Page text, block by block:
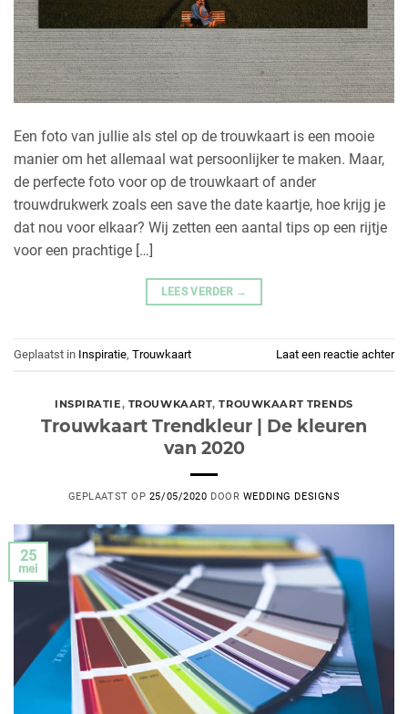
Een foto van jullie als stel op de trouwkaart is een mooie
manier om het allemaal wat persoonlijker te maken. Maar,
de perfecte foto voor op de trouwkaart of ander
trouwdrukwerk zoals een save the date kaartje, hoe krijg je
dat nou voor elkaar? Wij zetten een aantal tips op een rijtje
voor een prachtige […]
LEES VERDER →
Geplaatst in Inspiratie, Trouwkaart Laat een reactie achter
INSPIRATIE, TROUWKAART,TROUWKAART TRENDS
Trouwkaart Trendkleur | De kleuren
van 2020
GEPLAATST OP 25/05/2020 DOOR WEDDING DESIGNS
25
mei